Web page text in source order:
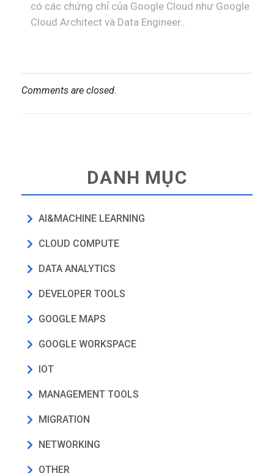
có các chứng chỉ của Google Cloud như Google
Cloud Architect và Data Engineer..
Comments are closed.
DANH MỤC
AI&MACHINE LEARNING
CLOUD COMPUTE
DATA ANALYTICS
DEVELOPER TOOLS
GOOGLE MAPS
GOOGLE WORKSPACE
IOT
MANAGEMENT TOOLS
MIGRATION
NETWORKING
OTHER